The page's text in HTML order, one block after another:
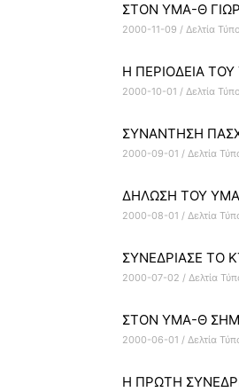
ΣΤΟΝ ΥΜΑ-Θ
2000-11-09 / Δελτία
Η ΠΕΡΙΟΔΕΙΑ
2000-10-01 / Δελτία
ΣΥΝΑΝΤΗΣΗ
2000-09-01 / Δελτία
ΔΗΛΩΣΗ ΤΟΥ
2000-08-01 / Δελτία
ΣΥΝΕΔΡΙΑΣΕ ΤΟ
2000-07-02 / Δελτία
ΣΤΟΝ ΥΜΑ-Θ
2000-06-01 / Δελτία
Η ΠΡΩΤΗ